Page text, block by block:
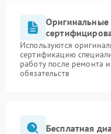
Оригинальные
Используются
сертификацию
работу после ремонта
обязательств
Бесплатная